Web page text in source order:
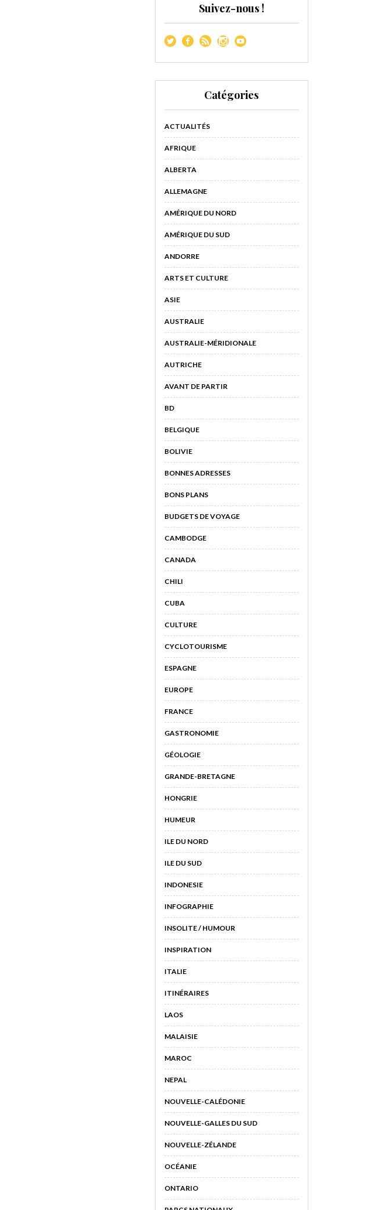
Suivez-nous !
Catégories
ACTUALITÉS
AFRIQUE
ALBERTA
ALLEMAGNE
AMÉRIQUE DU NORD
AMÉRIQUE DU SUD
ANDORRE
ARTS ET CULTURE
ASIE
AUSTRALIE
AUSTRALIE-MÉRIDIONALE
AUTRICHE
AVANT DE PARTIR
BD
BELGIQUE
BOLIVIE
BONNES ADRESSES
BONS PLANS
BUDGETS DE VOYAGE
CAMBODGE
CANADA
CHILI
CUBA
CULTURE
CYCLOTOURISME
ESPAGNE
EUROPE
FRANCE
GASTRONOMIE
GÉOLOGIE
GRANDE-BRETAGNE
HONGRIE
HUMEUR
ILE DU NORD
ILE DU SUD
INDONESIE
INFOGRAPHIE
INSOLITE / HUMOUR
INSPIRATION
ITALIE
ITINÉRAIRES
LAOS
MALAISIE
MAROC
NEPAL
NOUVELLE-CALÉDONIE
NOUVELLE-GALLES DU SUD
NOUVELLE-ZÉLANDE
OCÉANIE
ONTARIO